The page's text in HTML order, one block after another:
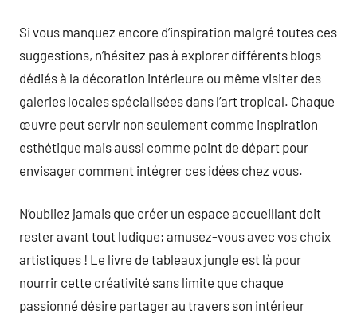
Si vous manquez encore d’inspiration malgré toutes ces
suggestions, n’hésitez pas à explorer différents blogs
dédiés à la décoration intérieure ou même visiter des
galeries locales spécialisées dans l’art tropical. Chaque
œuvre peut servir non seulement comme inspiration
esthétique mais aussi comme point de départ pour
envisager comment intégrer ces idées chez vous.
N’oubliez jamais que créer un espace accueillant doit
rester avant tout ludique; amusez-vous avec vos choix
artistiques ! Le livre de tableaux jungle est là pour
nourrir cette créativité sans limite que chaque
passionné désire partager au travers son intérieur